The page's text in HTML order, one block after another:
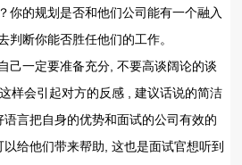
你的规划是否和他们公司能有一个融入
判断你能否胜任他们的工作。
己一定要准备充分, 不要高谈阔论的谈
样会引起对方的反感 , 建议话说的简洁
言把自身的优势和面试的公司有效的
给他们带来帮助, 这也是面试官想听到